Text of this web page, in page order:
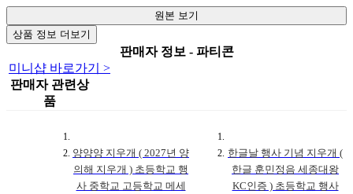
원본 보기
상품 정보 더보기
판매자 정보 - 파티콘
미니샵 바로가기 >
판매자 관련상
품
양양양 지우개 ( 2027년 양
의해 지우개 ) 초등학교 행
사 중학교 고등학교 메세
한글날 행사 기념 지우개 (
한글 훈민정음 세종대왕
KC인증 ) 초등학교 행사